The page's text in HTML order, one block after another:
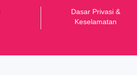
Dasar Privasi &
Keselamatan